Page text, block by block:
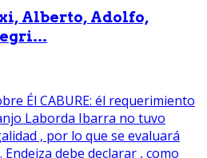
Alberto, Adolfo,